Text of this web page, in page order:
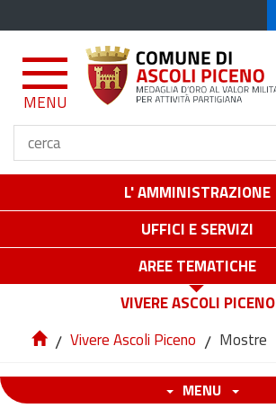
MENU
L' AMMINISTRAZIONE
UFFICI E SERVIZI
AREE TEMATICHE
VIVERE ASCOLI PICENO
/ Vivere Ascoli Piceno / Mostre
MENU